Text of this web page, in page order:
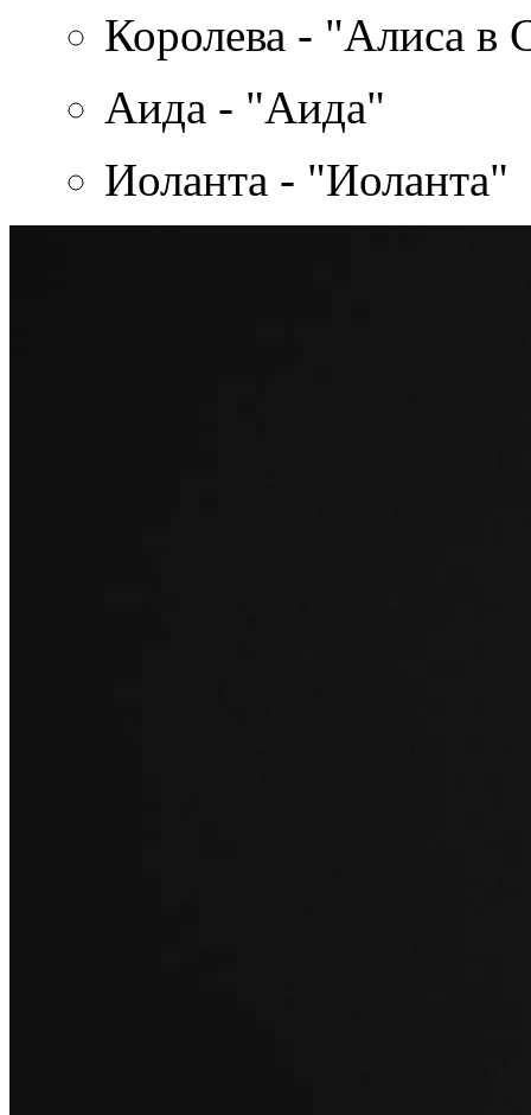
Королева - "Алиса в
Аида - "Аида"
Иоланта - "Иоланта"